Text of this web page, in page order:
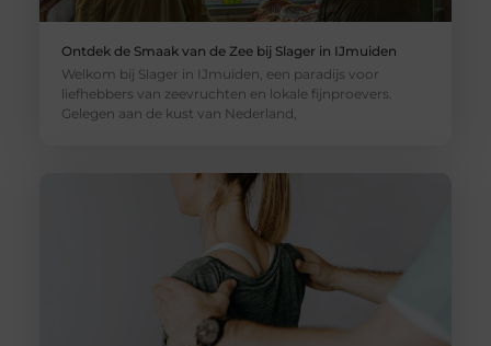
Ontdek de Smaak van de Zee bij Slager in IJmuiden
Welkom bij Slager in IJmuiden, een paradijs voor
liefhebbers van zeevruchten en lokale fijnproevers.
Gelegen aan de kust van Nederland,